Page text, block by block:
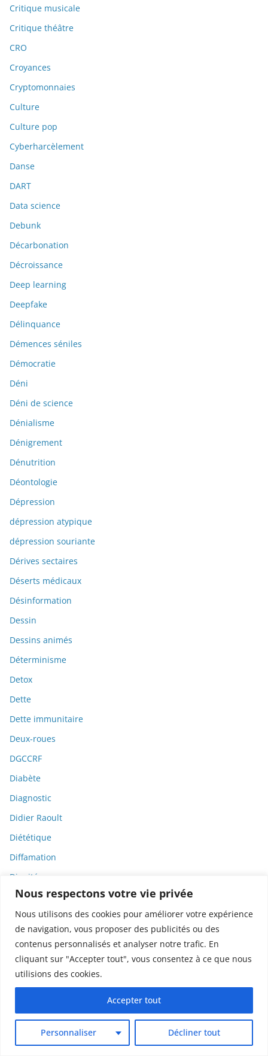
Nous respectons votre vie privée
Nous utilisons des cookies pour améliorer votre expérience
de navigation, vous proposer des publicités ou des
contenus personnalisés et analyser notre trafic. En
cliquant sur "Accepter tout", vous consentez à ce que nous
utilisions des cookies.
Personnaliser Décliner tout
Accepter tout
Critique musicale
Critique théâtre
CRO
Croyances
Cryptomonnaies
Culture
Culture pop
Cyberharcèlement
Danse
DART
Data science
Debunk
Décarbonation
Décroissance
Deep learning
Deepfake
Délinquance
Démences séniles
Démocratie
Déni
Déni de science
Dénialisme
Dénigrement
Dénutrition
Déontologie
Dépression
dépression atypique
dépression souriante
Dérives sectaires
Déserts médicaux
Désinformation
Dessin
Dessins animés
Déterminisme
Detox
Dette
Dette immunitaire
Deux-roues
DGCCRF
Diabète
Diagnostic
Didier Raoult
Diététique
Diffamation
Dignité
Diplomatie
Dispositifs médicaux
Doctolib
Documentaire
Donald Trump